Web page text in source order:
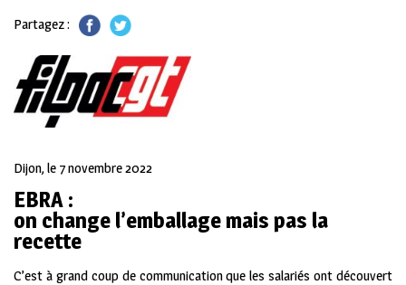
Partagez :
Dijon, le 7 novembre 2022
EBRA :
on change l’emballage mais pas la
recette
C’est à grand coup de communication que les salariés ont découvert